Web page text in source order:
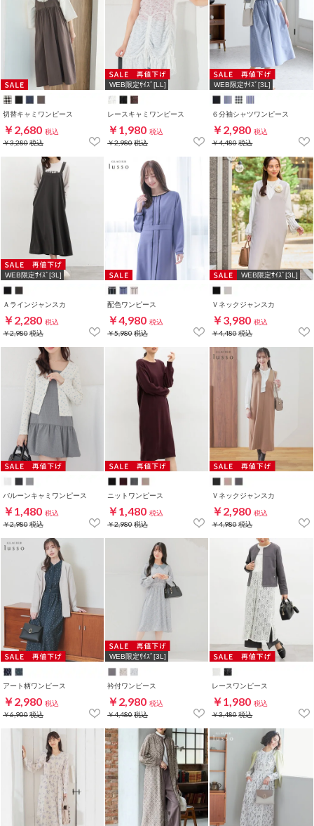
切替キャミワンピース
￥2,680 税込
￥3,280税込
WEB限定ｻｲｽﾞ[LL]
レースキャミワンピース
￥1,980 税込
￥2,980税込
WEB限定ｻｲｽﾞ[3L]
６分袖シャツワンピース
￥2,980 税込
￥4,480税込
WEB限定ｻｲｽﾞ[3L]
Ａラインジャンスカ
￥2,280 税込
￥2,980税込
配色ワンピース
￥4,980 税込
￥5,980税込
WEB限定ｻｲｽﾞ[3L]
Ｖネックジャンスカ
￥3,980 税込
￥4,480税込
バルーンキャミワンピース
￥1,480 税込
￥2,980税込
ニットワンピース
￥1,480 税込
￥2,980税込
Ｖネックジャンスカ
￥2,980 税込
￥4,980税込
アート柄ワンピース
￥2,980 税込
￥6,900税込
WEB限定ｻｲｽﾞ[3L]
衿付ワンピース
￥2,980 税込
￥4,480税込
レースワンピース
￥1,980 税込
￥3,480税込